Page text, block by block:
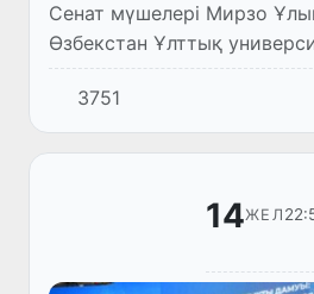
Сенат мүшелері Мирзо
Өзбекстан Ұлттық
профессор-оқытушылары
студенттермен кездесу
3751
14ЖЕЛ